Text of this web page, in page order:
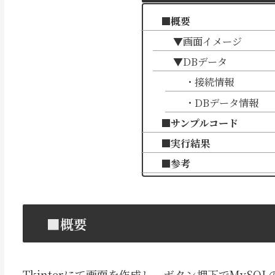
■概要
▼画面イメージ
▼DBデータ
・接続情報
・DBデータ情報
■サンプルコード
■実行結果
■参考
■概要